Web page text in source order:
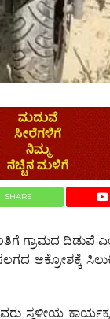
SHARE
ಗ್ರಾಮದ ದಿಡುಪೆ
ಸಿಲುಕಿ